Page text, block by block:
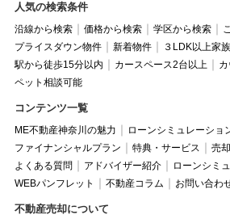
人気の検索条件
沿線から検索 価格から検索 学区から検索
プライスダウン物件
新着物件
３LDK以上家
駅から徒歩15分以内
カースペース2台以上
ペット相談可能
コンテンツ一覧
ME不動産神奈川の魅力
ローンシミュレーショ
ファイナンシャルプラン
特典・サービス 売却
よくある質問
アドバイザー紹介
ローンシミ
WEBパンフレット
不動産コラム お問い合わ
不動産売却について